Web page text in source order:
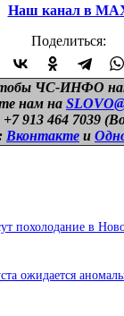
Наш канал в
Поделиться:
ЧС-ИНФО
нам на
913 464 7039
Вконтакте и
похолодание в
ожидается